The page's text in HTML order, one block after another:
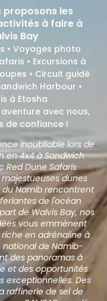
proposons les
activités à faire à
Bay
• Voyages photo
• Excursions à
• Circuit guidé
Harbour •
à Etosha
avec nous,
de confiance !
inoubliable lors de
en 4x4 à Sandwich
Red Dune Safaris
dunes
Namib rencontrent
de l'océan
de Walvis Bay, nos
vous emmènent
en adrénaline à
de Namib-
des panoramas à
et des opportunités
exceptionnelles. Des
raffinerie de sel de